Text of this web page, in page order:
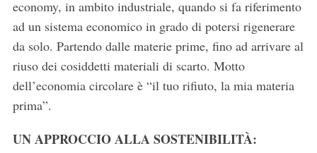
economy, in ambito industriale, quando si fa riferimento
ad un sistema economico in grado di potersi rigenerare
da solo. Partendo dalle materie prime, fino ad arrivare al
riuso dei cosiddetti materiali di scarto. Motto
dell’economia circolare è “il tuo rifiuto, la mia materia
prima”.
UN APPROCCIO ALLA SOSTENIBILITÀ: